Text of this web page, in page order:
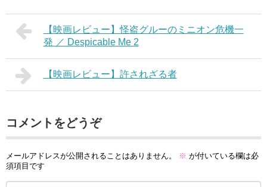
【映画レビュー】怪盗グルーのミニオン危機一
発 ／ Despicable Me 2
【映画レビュー】許されざる者
コメントをどうぞ
メールアドレスが公開されることはありません。 ※ が付いている欄は必
須項目です